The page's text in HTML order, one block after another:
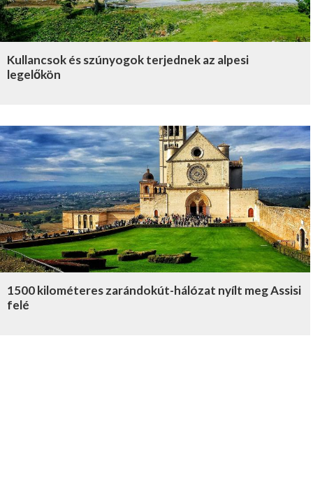
Kullancsok és szúnyogok terjednek az alpesi
legelőkön
1500 kilométeres zarándokút-hálózat nyílt meg Assisi
felé